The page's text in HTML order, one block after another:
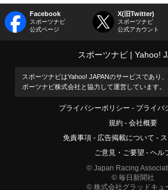
Facebook
スポーツナビ
公式ページ
X(旧Twitter)
スポーツナビ
公式アカウント
スポーツナビ Yahoo!
スポーツナビはYahoo! JAPANのサービスであり
ポーツナビ株式会社と協力して運営しています。
プライバシーポリシー
プライバ
規約
会社概要
免責事項
広告掲載について
ご意見・ご要望
ヘル
© Japan Racing
© 毎日新聞社
© 株式会社グラッドキュ